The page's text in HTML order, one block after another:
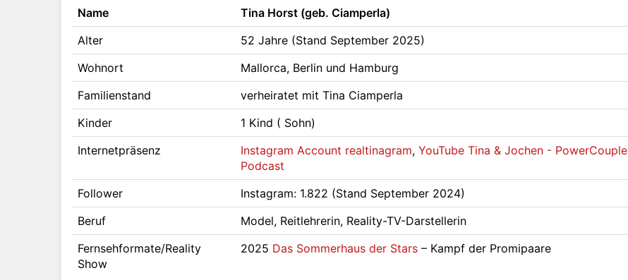
Name
Tina Horst (geb. Ciamperla)
Alter
52 Jahre (Stand September 2025)
Wohnort
Mallorca, Berlin und Hamburg
Familienstand
verheiratet mit Tina Ciamperla
Kinder
1 Kind ( Sohn)
Internetpräsenz
Instagram Account realtinagram,YouTube Tina & Jochen - PowerCouple
Podcast
Follower
Instagram: 1.822 (Stand September 2024)
Beruf
Model, Reitlehrerin, Reality-TV-Darstellerin
Fernsehformate/Reality
Show
2025 Das Sommerhaus der Stars – Kampf der Promipaare